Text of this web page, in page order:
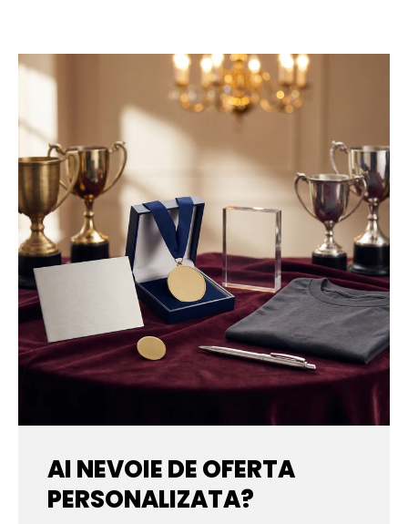
AI NEVOIE DE OFERTA
PERSONALIZATA?